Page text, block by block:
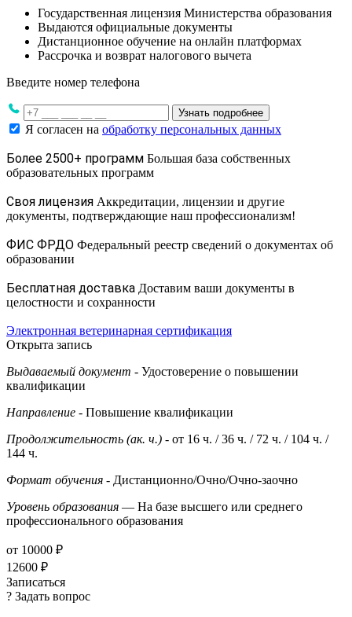
Государственная лицензия Министерства образования
Выдаются официальные документы
Дистанционное обучение на онлайн платформах
Рассрочка и возврат налогового вычета
Введите номер телефона
Узнать подробнее
Я согласен на обработку персональных данных
Более 2500+ программ Большая база собственных
образовательных программ
Своя лицензия Аккредитации, лицензии и другие
документы, подтверждающие наш профессионализм!
ФИС ФРДО Федеральный реестр сведений о документах об
образовании
Бесплатная доставка Доставим ваши документы в
целостности и сохранности
Электронная ветеринарная сертификация
Открыта запись
Выдаваемый документ - Удостоверение о повышении
квалификации
Направление - Повышение квалификации
Продолжительность (ак. ч.) - от 16 ч. / 36 ч. / 72 ч. / 104 ч. /
144 ч.
Формат обучения - Дистанционно/Очно/Очно-заочно
Уровень образования — На базе высшего или среднего
профессионального образования
от 10000 ₽
12600 ₽
Записаться
? Задать вопрос